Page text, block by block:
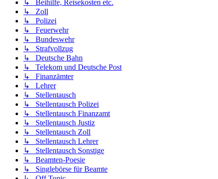
↳ Beihilfe, Reisekosten etc.
↳ Zoll
↳ Polizei
↳ Feuerwehr
↳ Bundeswehr
↳ Strafvollzug
↳ Deutsche Bahn
↳ Telekom und Deutsche Post
↳ Finanzämter
↳ Lehrer
↳ Stellentausch
↳ Stellentausch Polizei
↳ Stellentausch Finanzamt
↳ Stellentausch Justiz
↳ Stellentausch Zoll
↳ Stellentausch Lehrer
↳ Stellentausch Sonstige
↳ Beamten-Poesie
↳ Singlebörse für Beamte